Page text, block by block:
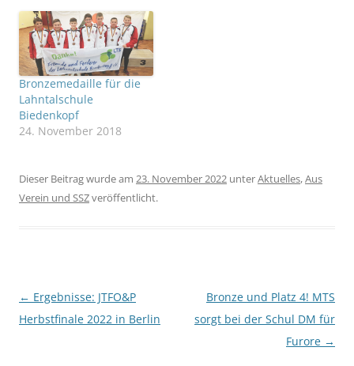
Bronzemedaille für die
Lahntalschule
Biedenkopf
24. November 2018
Dieser Beitrag wurde am 23. November 2022 unterAktuelles,Aus
Verein und SSZveröffentlicht.
Beitragsnavigation
← Ergebnisse: JTFO&P
Herbstfinale 2022 in Berlin
Bronze und Platz 4! MTS
sorgt bei der Schul DM für
Furore →